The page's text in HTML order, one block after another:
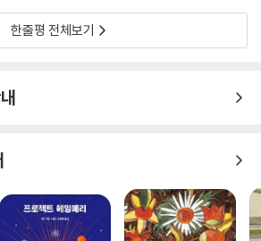
한줄평 전체보기